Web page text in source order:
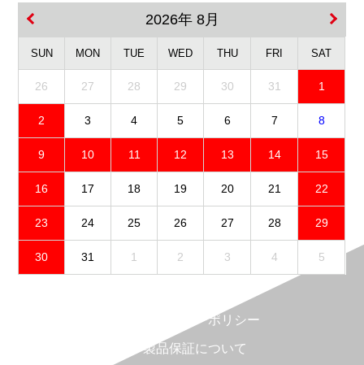
2026年 8月
SUN MON TUE WED THU FRI SAT
26 27 28 29 30 31 1
2 3 4 5 6 7 8
9 10 11 12 13 14 15
16 17 18 19 20 21 22
23 24 25 26 27 28 29
30 31 1 2 3 4 5
プライバシーポリシー
製品保証について